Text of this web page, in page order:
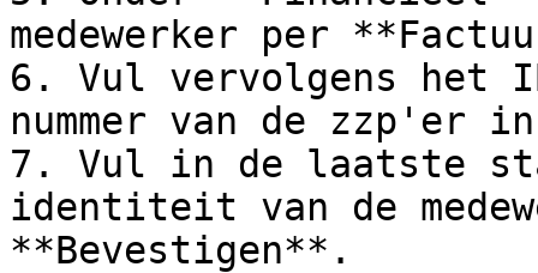
medewerker per
6. Vul vervolgens het
nummer van de zzp'er
7. Vul in de laatste
identiteit van de
**Bevestigen**.